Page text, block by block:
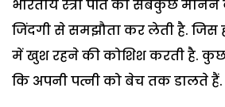
भारतीय स्त्री पति को सबकुछ मानने
जिंदगी से समझौता कर लेती है. जिस
में खुश रहने की कोशिश करती है. कुछ
कि अपनी पत्नी को बेच तक डालते हैं.